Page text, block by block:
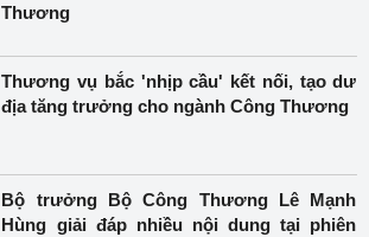
Thương
Thương vụ bắc 'nhịp cầu' kết nối, tạo dư
địa tăng trưởng cho ngành Công Thương
Bộ trưởng Bộ Công Thương Lê Mạnh
Hùng giải đáp nhiều nội dung tại phiên